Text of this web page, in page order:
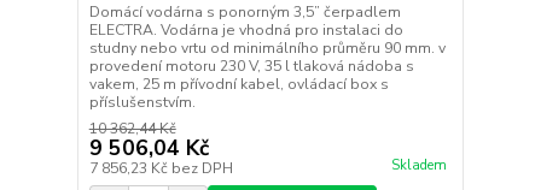
Domácí vodárna s ponorným 3,5” čerpadlem
ELECTRA. Vodárna je vhodná pro instalaci do
studny nebo vrtu od minimálního průměru 90 mm. v
provedení motoru 230 V, 35 l tlaková nádoba s
vakem, 25 m přívodní kabel, ovládací box s
příslušenstvím.
10 362,44 Kč
9 506,04 Kč
7 856,23 Kč bez DPH Skladem